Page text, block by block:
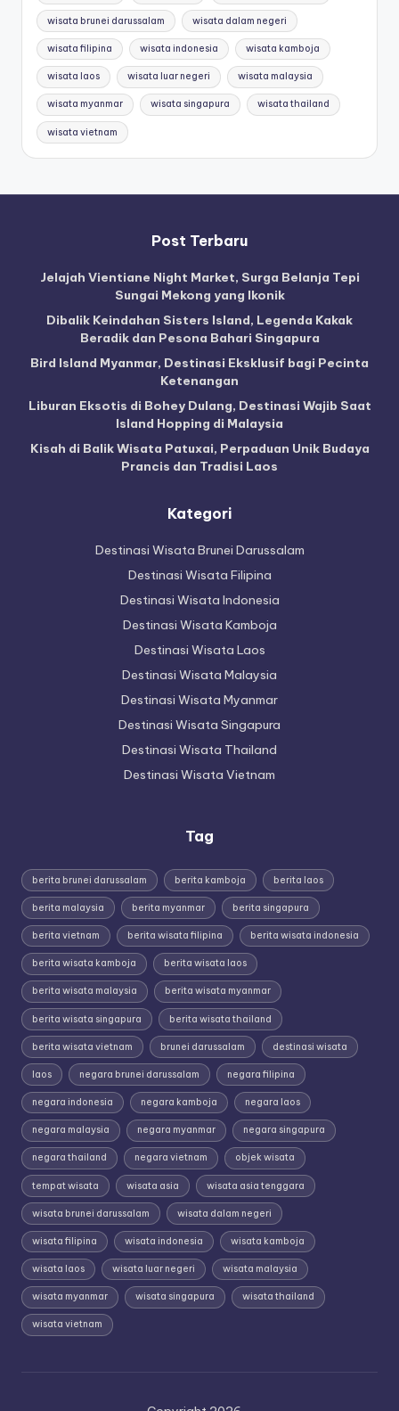
wisata brunei darussalam wisata dalam negeri
wisata filipina wisata indonesia wisata kamboja
wisata laos wisata luar negeri wisata malaysia
wisata myanmar wisata singapura wisata thailand
wisata vietnam
Post Terbaru
Jelajah Vientiane Night Market, Surga Belanja Tepi
Sungai Mekong yang Ikonik
Dibalik Keindahan Sisters Island, Legenda Kakak
Beradik dan Pesona Bahari Singapura
Bird Island Myanmar, Destinasi Eksklusif bagi Pecinta
Ketenangan
Liburan Eksotis di Bohey Dulang, Destinasi Wajib Saat
Island Hopping di Malaysia
Kisah di Balik Wisata Patuxai, Perpaduan Unik Budaya
Prancis dan Tradisi Laos
Kategori
Destinasi Wisata Brunei Darussalam
Destinasi Wisata Filipina
Destinasi Wisata Indonesia
Destinasi Wisata Kamboja
Destinasi Wisata Laos
Destinasi Wisata Malaysia
Destinasi Wisata Myanmar
Destinasi Wisata Singapura
Destinasi Wisata Thailand
Destinasi Wisata Vietnam
Tag
berita brunei darussalam berita kamboja berita laos
berita malaysia berita myanmar berita singapura
berita vietnam berita wisata filipina berita wisata indonesia
berita wisata kamboja berita wisata laos
berita wisata malaysia berita wisata myanmar
berita wisata singapura berita wisata thailand
berita wisata vietnam brunei darussalam destinasi wisata
laos negara brunei darussalam negara filipina
negara indonesia negara kamboja negara laos
negara malaysia negara myanmar negara singapura
negara thailand negara vietnam objek wisata
tempat wisata wisata asia wisata asia tenggara
wisata brunei darussalam wisata dalam negeri
wisata filipina wisata indonesia wisata kamboja
wisata laos wisata luar negeri wisata malaysia
wisata myanmar wisata singapura wisata thailand
wisata vietnam